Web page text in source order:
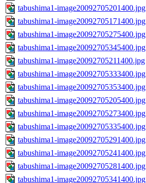
tabushima1-image20092705201400.jpg
tabushima1-image20092705171400.jpg
tabushima1-image20092705275400.jpg
tabushima1-image20092705345400.jpg
tabushima1-image20092705211400.jpg
tabushima1-image20092705333400.jpg
tabushima1-image20092705353400.jpg
tabushima1-image20092705205400.jpg
tabushima1-image20092705273400.jpg
tabushima1-image20092705335400.jpg
tabushima1-image20092705291400.jpg
tabushima1-image20092705241400.jpg
tabushima1-image20092705281400.jpg
tabushima1-image20092705341400.jpg